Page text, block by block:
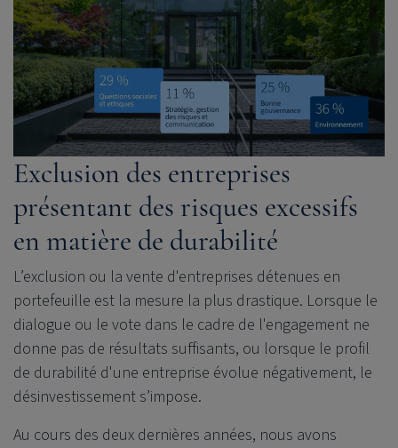
Exclusion des entreprises
présentant des risques excessifs
en matière de durabilité
L’exclusion ou la vente d'entreprises détenues en
portefeuille est la mesure la plus drastique. Lorsque le
dialogue ou le vote dans le cadre de l'engagement ne
donne pas de résultats suffisants, ou lorsque le profil
de durabilité d'une entreprise évolue négativement, le
désinvestissement s’impose.
Au cours des deux dernières années, nous avons